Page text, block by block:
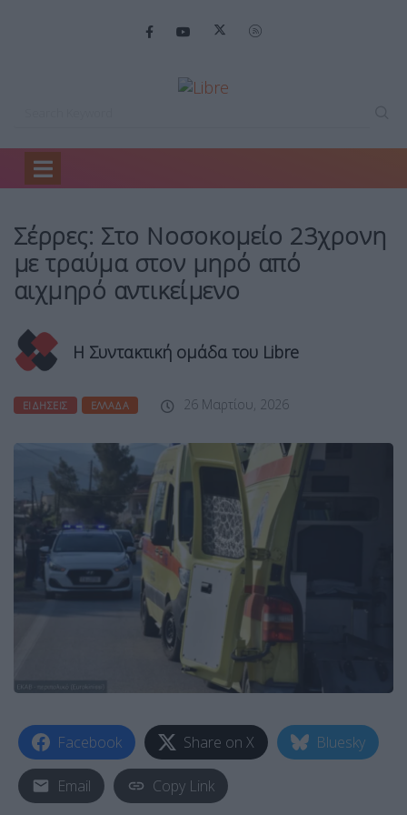
Home
Σέρρες: Στο Νοσοκομείο 23χρονη
με τραύμα στον μηρό από
αιχμηρό αντικείμενο
Η Συντακτική ομάδα του Libre
ΕΙΔΉΣΕΙΣ ΕΛΛΆΔΑ 26 Μαρτίου, 2026
Facebook Share on X Bluesky
Email Copy Link